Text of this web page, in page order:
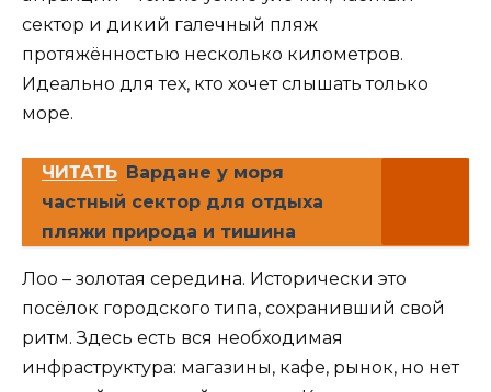
сектор и дикий галечный пляж
протяжённостью несколько километров.
Идеально для тех, кто хочет слышать только
море.
ЧИТАТЬ Вардане у моря
частный сектор для отдыха
пляжи природа и тишина
Лоо – золотая середина. Исторически это
посёлок городского типа, сохранивший свой
ритм. Здесь есть вся необходимая
инфраструктура: магазины, кафе, рынок, но нет